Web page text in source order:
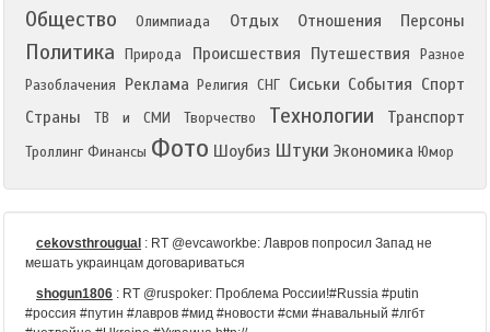
Общество Олимпиада Отдых Отношения Персоны
Политика Природа Происшествия Путешествия
Разное
Разоблачения
Реклама Религия СНГ Сиськи События Спорт
Страны
ТВ и СМИ Творчество Технологии Транспорт
Троллинг Финансы Фото Шоубиз Штуки Экономика Юмор
cekovsthrougual : RT @evcaworkbe: Лавров попросил Запад не
мешать украинцам договариваться
shogun1806 : RT @ruspoker: Проблема России!#Russia #putin
#россия #путин #лавров #мид #новости #сми #навальный #лгбт